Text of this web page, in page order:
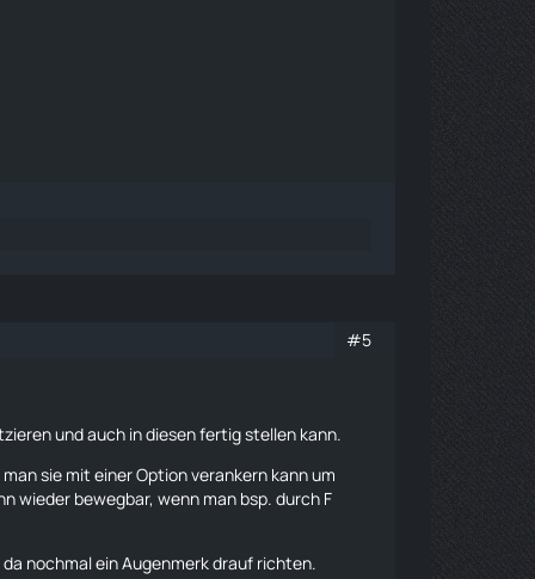
#5
und auch in diesen fertig stellen kann.
sie mit einer Option verankern kann um
wieder bewegbar, wenn man bsp. durch F
nochmal ein Augenmerk drauf richten.